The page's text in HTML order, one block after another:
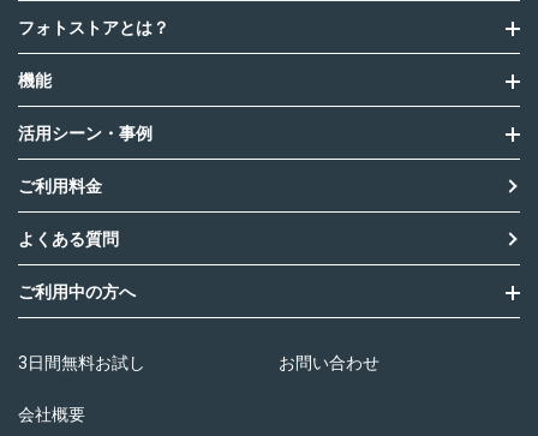
フォトストアとは？
機能
活用シーン・事例
ご利用料金
よくある質問
ご利用中の方へ
3日間無料お試し お問い合わせ
会社概要